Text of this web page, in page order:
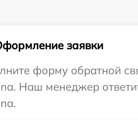
заявки
форму обратной
Наш менеджер